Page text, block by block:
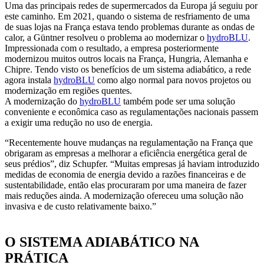
Uma das principais redes de supermercados da Europa já seguiu por
este caminho. Em 2021, quando o sistema de resfriamento de uma
de suas lojas na França estava tendo problemas durante as ondas de
calor, a Güntner resolveu o problema ao modernizar o hydroBLU.
Impressionada com o resultado, a empresa posteriormente
modernizou muitos outros locais na França, Hungria, Alemanha e
Chipre. Tendo visto os benefícios de um sistema adiabático, a rede
agora instala hydroBLU como algo normal para novos projetos ou
modernização em regiões quentes.
A modernização do hydroBLU também pode ser uma solução
conveniente e econômica caso as regulamentações nacionais passem
a exigir uma redução no uso de energia.
“Recentemente houve mudanças na regulamentação na França que
obrigaram as empresas a melhorar a eficiência energética geral de
seus prédios”, diz Schupfer. “Muitas empresas já haviam introduzido
medidas de economia de energia devido a razões financeiras e de
sustentabilidade, então elas procuraram por uma maneira de fazer
mais reduções ainda. A modernização ofereceu uma solução não
invasiva e de custo relativamente baixo.”
O SISTEMA ADIABÁTICO NA
PRÁTICA